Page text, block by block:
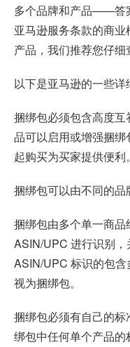
多个品牌和产品——答
亚马逊服务条款的商
产品，我们推荐您仔细
以下是亚马逊的一些详
捆绑包必须包含高度
品可以启用或增强捆
起购买为买家提供便利
捆绑包可以由不同的品
捆绑包由多个单一商
ASIN/UPC 进行识别
ASIN/UPC 标识的包
视为捆绑包。
捆绑包必须有自己的
绑包中任何单个产品的